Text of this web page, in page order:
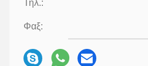
Τηλ.:
Φαξ: